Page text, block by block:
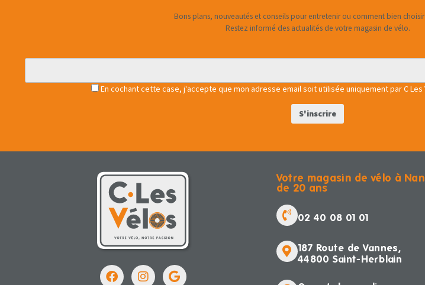
Bons plans, nouveautés et conseils pour entretenir ou comment bien
Restez informé des actualités de votre magasin de vélo.
En cochant cette case, j'accepte que mon adresse email soit utilisée uniquement par C
Votre magasin de vélo à
de 20 ans
02 40 08 01 01
187 Route de Vannes,
44800 Saint-Herblain